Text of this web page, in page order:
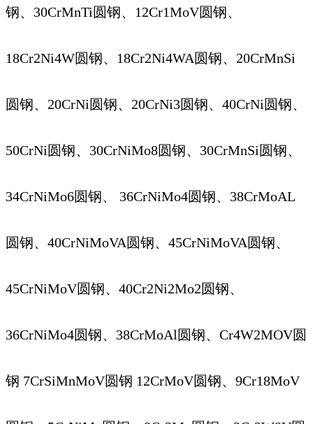
钢、30CrMnTi圆钢、12Cr1MoV圆钢、
18Cr2Ni4W圆钢、18Cr2Ni4WA圆钢、20CrMnSi
圆钢、20CrNi圆钢、20CrNi3圆钢、40CrNi圆钢、
50CrNi圆钢、30CrNiMo8圆钢、30CrMnSi圆钢、
34CrNiMo6圆钢、 36CrNiMo4圆钢、38CrMoAL
圆钢、40CrNiMoVA圆钢、45CrNiMoVA圆钢、
45CrNiMoV圆钢、40Cr2Ni2Mo2圆钢、
36CrNiMo4圆钢、38CrMoAl圆钢、Cr4W2MOV圆
钢 7CrSiMnMoV圆钢 12CrMoV圆钢、9Cr18MoV